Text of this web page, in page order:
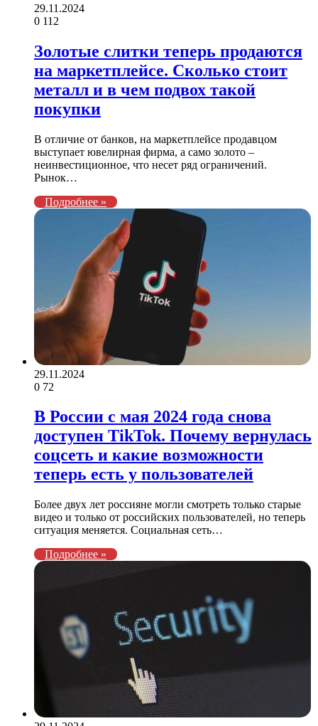
29.11.2024
0 112
Золотые слитки теперь продаются
на маркетплейсе. Сколько стоит
металл и в чем подвох такой
покупки
В отличие от банков, на маркетплейсе продавцом
выступает ювелирная фирма, а само золото –
неинвестиционное, что несет ряд ограничений.
Рынок…
Подробнее »
29.11.2024
0 72
В России с мая 2024 года снова
доступен TikTok. Почему вернулась
соцсеть и какие возможности
теперь есть у пользователей
Более двух лет россияне могли смотреть только старые
видео и только от российских пользователей, но теперь
ситуация меняется. Социальная сеть…
Подробнее »